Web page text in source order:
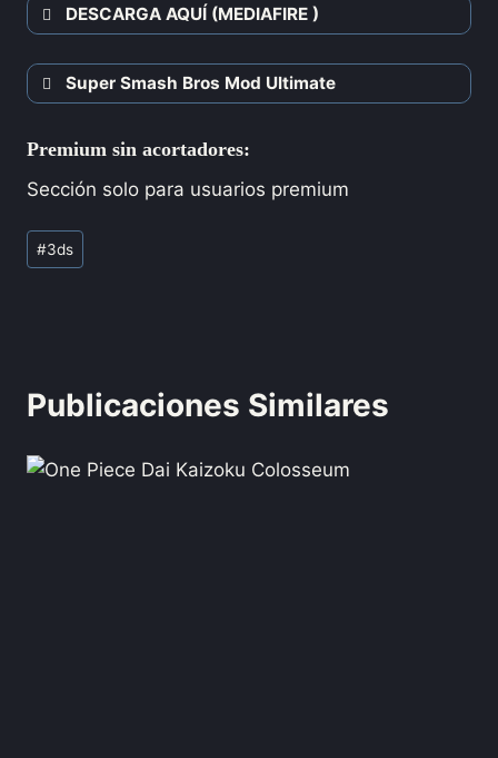
DESCARGA AQUÍ (MEDIAFIRE )
Super Smash Bros Mod Ultimate
Premium sin acortadores:
Sección solo para usuarios premium
#3ds
Publicaciones Similares